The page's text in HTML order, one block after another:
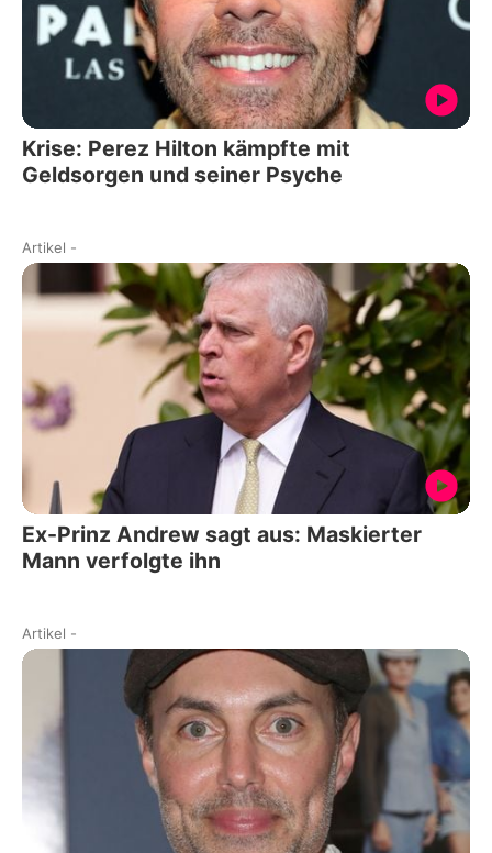
Krise: Perez Hilton kämpfte mit
Geldsorgen und seiner Psyche
Artikel -
Ex-Prinz Andrew sagt aus: Maskierter
Mann verfolgte ihn
Artikel -